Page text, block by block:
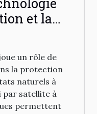
et la
habitats
un rôle de
la protection
naturels à
par satellite à
permettent